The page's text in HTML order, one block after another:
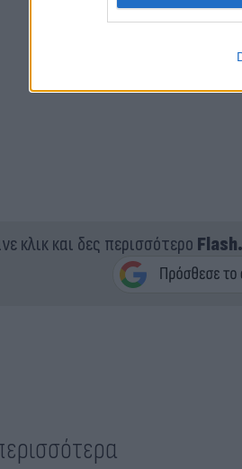
κλικ και δες περισσότερο